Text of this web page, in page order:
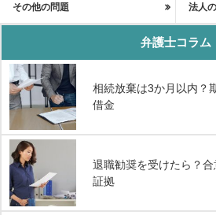
その他の問題 法人
弁護士コラム
相続放棄は3か月以内？
借金
退職勧奨を受けたら？
証拠